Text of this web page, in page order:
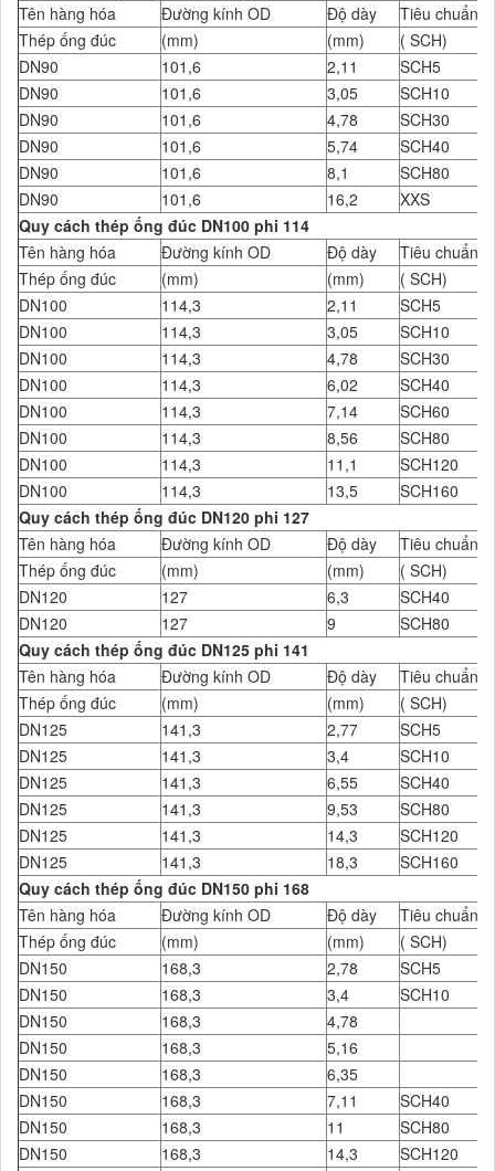
Tên hàng hóa
Đường kính OD Độ dày
Tiêu chuẩn
Thép ống đúc
(mm) (mm)
( SCH)
DN90
101,6 2,11
SCH5
DN90
101,6 3,05
SCH10
DN90
101,6 4,78
SCH30
DN90
101,6 5,74
SCH40
DN90
101,6 8,1
SCH80
DN90
101,6 16,2
XXS
Quy cách thép ống đúc DN100 phi 114
Tên hàng hóa
Đường kính OD Độ dày
Tiêu chuẩn
Thép ống đúc
(mm) (mm)
( SCH)
DN100
114,3 2,11
SCH5
DN100
114,3 3,05
SCH10
DN100
114,3 4,78
SCH30
DN100
114,3 6,02
SCH40
DN100
114,3 7,14
SCH60
DN100
114,3 8,56
SCH80
DN100
114,3 11,1
SCH120
DN100
114,3 13,5
SCH160
Quy cách thép ống đúc DN120 phi 127
Tên hàng hóa
Đường kính OD Độ dày
Tiêu chuẩn
Thép ống đúc
(mm) (mm)
( SCH)
DN120
127 6,3
SCH40
DN120
127 9
SCH80
Quy cách thép ống đúc DN125 phi 141
Tên hàng hóa
Đường kính OD Độ dày
Tiêu chuẩn
Thép ống đúc
(mm) (mm)
( SCH)
DN125
141,3 2,77
SCH5
DN125
141,3 3,4
SCH10
DN125
141,3 6,55
SCH40
DN125
141,3 9,53
SCH80
DN125
141,3 14,3
SCH120
DN125
141,3 18,3
SCH160
Quy cách thép ống đúc DN150 phi 168
Tên hàng hóa
Đường kính OD Độ dày
Tiêu chuẩn
Thép ống đúc
(mm) (mm)
( SCH)
DN150
168,3 2,78
SCH5
DN150
168,3 3,4
SCH10
DN150
168,3
4,78
DN150
168,3
5,16
DN150
168,3
6,35
DN150
168,3 7,11
SCH40
DN150
168,3 11
SCH80
DN150
168,3 14,3
SCH120